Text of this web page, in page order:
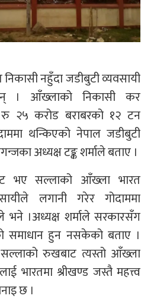
नहुँदा जडीबुटी व्यवसायी
। आँख्लाको निकासी कर
२५ करोड बराबरको १२ टन
थन्किएको नेपाल जडीबुटी
अध्यक्ष टङ्क शर्माले बताए ।
भए सल्लाको आँख्ला भारत
लगानी गरेर गोदाममा
भने ।अध्यक्ष शर्माले सरकारसँग
समाधान हुन नसकेको बताए ।
सल्लाको रुखबाट त्यस्तो आँख्ला
भारतमा श्रीखण्ड जस्तै महत्त्व
छ ।